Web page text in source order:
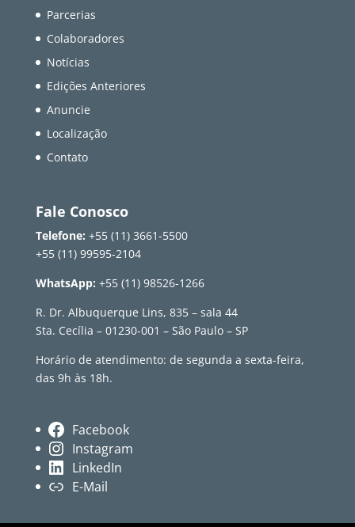
Parcerias
Colaboradores
Notícias
Edições Anteriores
Anuncie
Localização
Contato
Fale Conosco
Telefone: +55 (11) 3661-5500
+55 (11) 99595-2104
WhatsApp: +55 (11) 98526-1266
R. Dr. Albuquerque Lins, 835 – sala 44
Sta. Cecília – 01230-001 – São Paulo – SP
Horário de atendimento: de segunda a sexta-feira,
das 9h às 18h.
Facebook
Instagram
LinkedIn
E-Mail